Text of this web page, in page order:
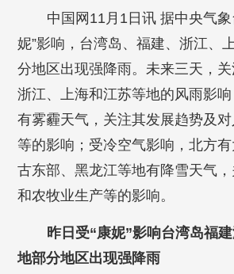
中国网11月1日讯 据中央气象
妮”影响，台湾岛、福建、浙江、
分地区出现强降雨。未来三天，关
浙江、上海和江苏等地的风雨影
有雾霾天气，关注其发展趋势及
等的影响；受冷空气影响，北方
古东部、黑龙江等地有降雪天气
和农牧业生产等的影响。
昨日受“康妮”影响台湾岛福
地部分地区出现强降雨